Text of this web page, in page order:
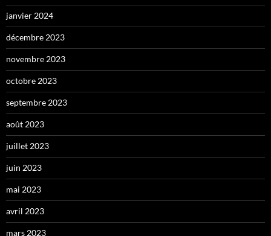
janvier 2024
décembre 2023
novembre 2023
octobre 2023
septembre 2023
août 2023
juillet 2023
juin 2023
mai 2023
avril 2023
mars 2023